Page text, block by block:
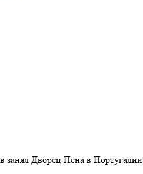
занял Дворец Пена в Португалии